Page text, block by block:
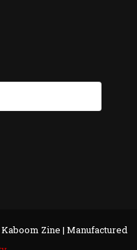
Kaboom Zine | Manufactured